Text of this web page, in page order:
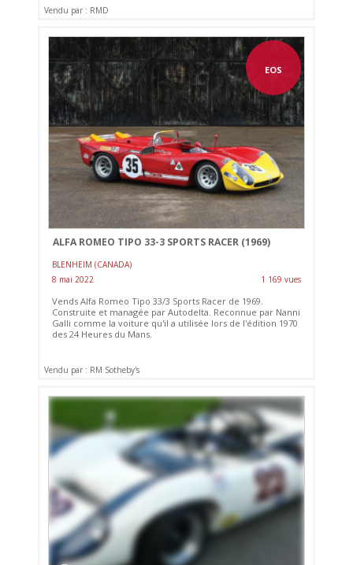
Vendu par : RMD
EOS
ALFA ROMEO TIPO 33-3 SPORTS RACER (1969)
BLENHEIM (CANADA)
8 mai 2022
1 169 vues
Vends Alfa Romeo Tipo 33/3 Sports Racer de 1969.
Construite et managée par Autodelta. Reconnue par Nanni
Galli comme la voiture qu'il a utilisée lors de l'édition 1970
des 24 Heures du Mans.
Vendu par : RM Sotheby's